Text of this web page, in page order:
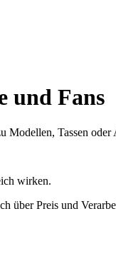
und Fans
Modellen, Tassen
wirken.
über Preis und